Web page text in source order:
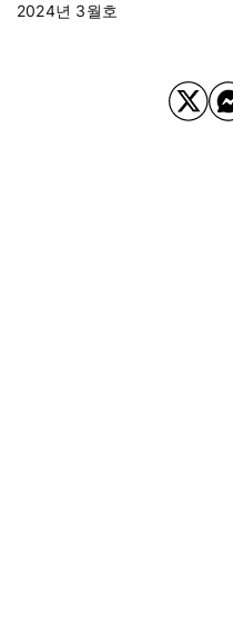
2024년 3월호